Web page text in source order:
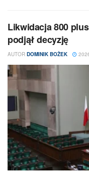
Likwidacja 800
podjął decyzję
AUTOR DOMINIK BOŻEK